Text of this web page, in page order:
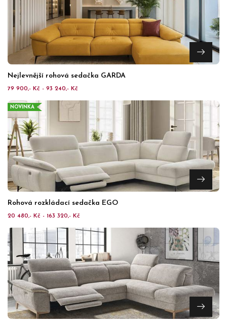
Nejlevnější rohová sedačka GARDA
79 900,- Kč - 93 240,- Kč
NOVINKA
Rohová rozkládací sedačka EGO
20 480,- Kč - 163 320,- Kč